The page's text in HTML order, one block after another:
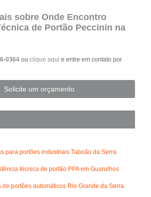
sobre Onde Encontro
de Portão Peccinin na
0364ouclique aqui e entre em contato por
Solicite um orçamento
para portões industriais Taboão da Serra
técnica de portão PPA em Guarulhos
de portões automáticos Rio Grande da Serra